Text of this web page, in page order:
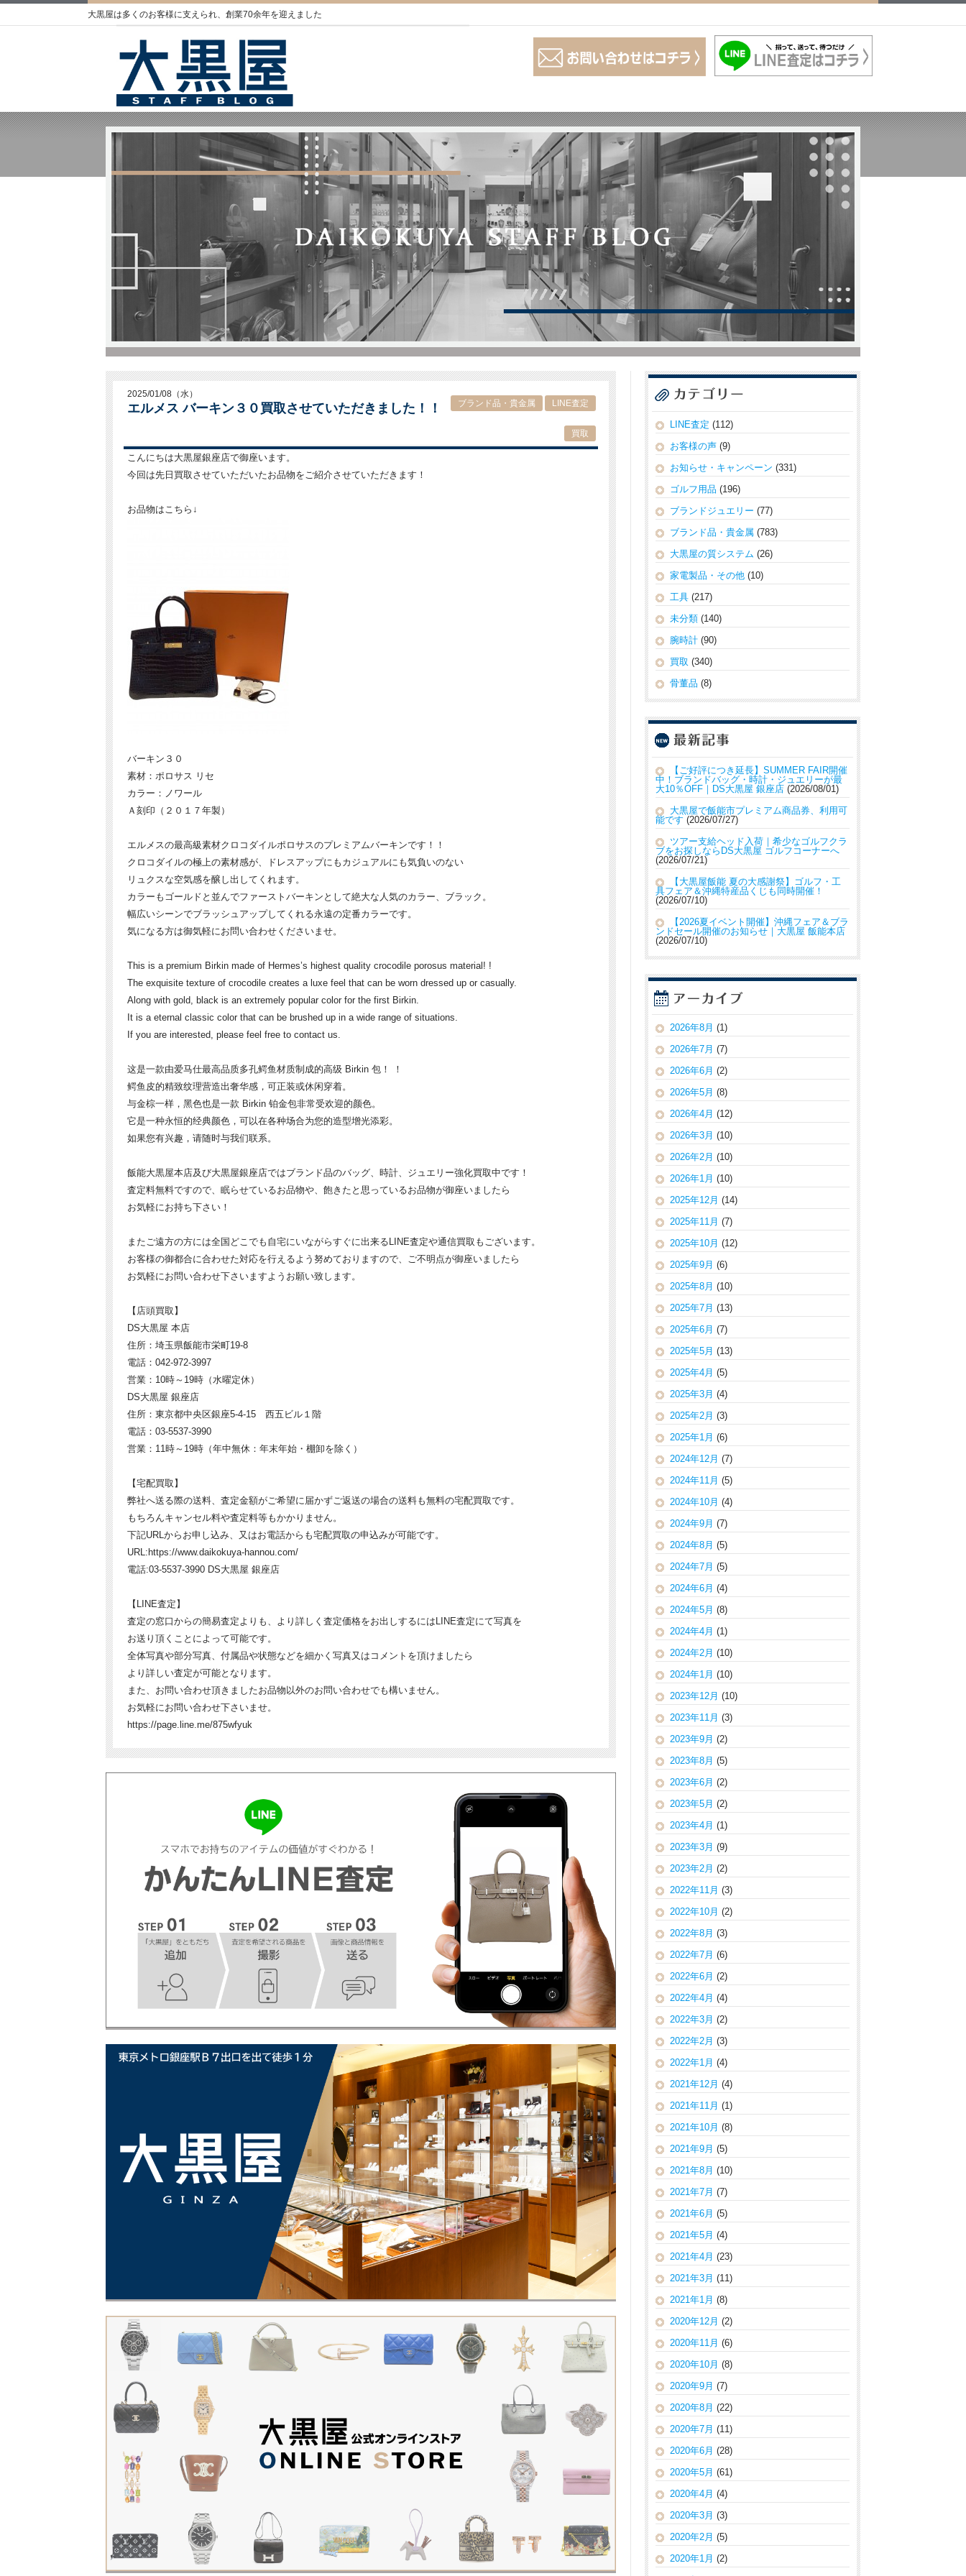
大黒屋は多くのお客様に支えられ、創業70余年を迎えました
2025/01/08（水）
エルメス バーキン３０買取させていただきました！！ LINE査定
ブランド品・貴金属
買取
こんにちは大黒屋銀座店で御座います。
今回は先日買取させていただいたお品物をご紹介させていただきます！
お品物はこちら↓
バーキン３０
素材：ポロサス リセ
カラー：ノワール
Ａ刻印（２０１７年製）
エルメスの最高級素材クロコダイルポロサスのプレミアムバーキンです！！
クロコダイルの極上の素材感が、ドレスアップにもカジュアルにも気負いのない
リュクスな空気感を醸し出してくれます。
カラーもゴールドと並んでファーストバーキンとして絶大な人気のカラー、ブラック。
幅広いシーンでブラッシュアップしてくれる永遠の定番カラーです。
気になる方は御気軽にお問い合わせくださいませ。
This is a premium Birkin made of Hermes’s highest quality crocodile porosus material! !
The exquisite texture of crocodile creates a luxe feel that can be worn dressed up or casually.
Along with gold, black is an extremely popular color for the first Birkin.
It is a eternal classic color that can be brushed up in a wide range of situations.
If you are interested, please feel free to contact us.
这是一款由爱马仕最高品质多孔鳄鱼材质制成的高级 Birkin 包！ ！
鳄鱼皮的精致纹理营造出奢华感，可正装或休闲穿着。
与金棕一样，黑色也是一款 Birkin 铂金包非常受欢迎的颜色。
它是一种永恒的经典颜色，可以在各种场合为您的造型增光添彩。
如果您有兴趣，请随时与我们联系。
飯能大黒屋本店及び大黒屋銀座店ではブランド品のバッグ、時計、ジュエリー強化買取中です！
査定料無料ですので、眠らせているお品物や、飽きたと思っているお品物が御座いましたら
お気軽にお持ち下さい！
またご遠方の方には全国どこでも自宅にいながらすぐに出来るLINE査定や通信買取もございます。
お客様の御都合に合わせた対応を行えるよう努めておりますので、ご不明点が御座いましたら
お気軽にお問い合わせ下さいますようお願い致します。
【店頭買取】
DS大黒屋 本店
住所：埼玉県飯能市栄町19-8
電話：042-972-3997
営業：10時～19時（水曜定休）
DS大黒屋 銀座店
住所：東京都中央区銀座5-4-15 西五ビル１階
電話：03-5537-3990
営業：11時～19時（年中無休：年末年始・棚卸を除く）
【宅配買取】
弊社へ送る際の送料、査定金額がご希望に届かずご返送の場合の送料も無料の宅配買取です。
もちろんキャンセル料や査定料等もかかりません。
下記URLからお申し込み、又はお電話からも宅配買取の申込みが可能です。
URL:https://www.daikokuya-hannou.com/
電話:03-5537-3990 DS大黒屋 銀座店
【LINE査定】
査定の窓口からの簡易査定よりも、より詳しく査定価格をお出しするにはLINE査定にて写真を
お送り頂くことによって可能です。
全体写真や部分写真、付属品や状態などを細かく写真又はコメントを頂けましたら
より詳しい査定が可能となります。
また、お問い合わせ頂きましたお品物以外のお問い合わせでも構いません。
お気軽にお問い合わせ下さいませ。
https://page.line.me/875wfyuk
LINE査定 (112)
お客様の声 (9)
お知らせ・キャンペーン (331)
ゴルフ用品 (196)
ブランドジュエリー (77)
ブランド品・貴金属 (783)
大黒屋の質システム (26)
家電製品・その他 (10)
工具 (217)
未分類 (140)
腕時計 (90)
買取 (340)
骨董品 (8)
【ご好評につき延長】SUMMER FAIR開催
中！ブランドバッグ・時計・ジュエリーが最
大10％OFF｜DS大黒屋 銀座店 2026/08/01
大黒屋で飯能市プレミアム商品券、利用可
能です 2026/07/27
ツアー支給ヘッド入荷｜希少なゴルフクラ
ブをお探しならDS大黒屋 ゴルフコーナーへ
2026/07/21
【大黒屋飯能 夏の大感謝祭】ゴルフ・工
具フェア＆沖縄特産品くじも同時開催！
2026/07/10
【2026夏イベント開催】沖縄フェア＆ブラ
ンドセール開催のお知らせ｜大黒屋 飯能本店
2026/07/10
2026年8月 (1)
2026年7月 (7)
2026年6月 (2)
2026年5月 (8)
2026年4月 (12)
2026年3月 (10)
2026年2月 (10)
2026年1月 (10)
2025年12月 (14)
2025年11月 (7)
2025年10月 (12)
2025年9月 (6)
2025年8月 (10)
2025年7月 (13)
2025年6月 (7)
2025年5月 (13)
2025年4月 (5)
2025年3月 (4)
2025年2月 (3)
2025年1月 (6)
2024年12月 (7)
2024年11月 (5)
2024年10月 (4)
2024年9月 (7)
2024年8月 (5)
2024年7月 (5)
2024年6月 (4)
2024年5月 (8)
2024年4月 (1)
2024年2月 (10)
2024年1月 (10)
2023年12月 (10)
2023年11月 (3)
2023年9月 (2)
2023年8月 (5)
2023年6月 (2)
2023年5月 (2)
2023年4月 (1)
2023年3月 (9)
2023年2月 (2)
2022年11月 (3)
2022年10月 (2)
2022年8月 (3)
2022年7月 (6)
2022年6月 (2)
2022年4月 (4)
2022年3月 (2)
2022年2月 (3)
2022年1月 (4)
2021年12月 (4)
2021年11月 (1)
2021年10月 (8)
2021年9月 (5)
2021年8月 (10)
2021年7月 (7)
2021年6月 (5)
2021年5月 (4)
2021年4月 (23)
2021年3月 (11)
2021年1月 (8)
2020年12月 (2)
2020年11月 (6)
2020年10月 (8)
2020年9月 (7)
2020年8月 (22)
2020年7月 (11)
2020年6月 (28)
2020年5月 (61)
2020年4月 (4)
2020年3月 (3)
2020年2月 (5)
2020年1月 (2)